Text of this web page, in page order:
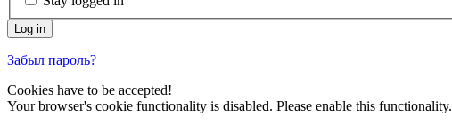
Забыл пароль?
Cookies have to be accepted!
Your browser's cookie functionality is disabled. Please enable this functionality.